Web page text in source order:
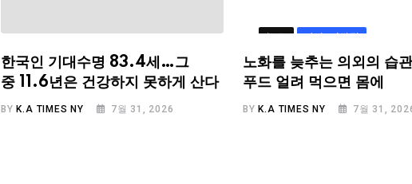
한국인 기대수명 83.4세…그
중 11.6년은 건강하지 못하게 산다
BYK.A TIMES NY 7월 31, 2026
뉴스 라이프/건강
노화를 늦추는 의외의 습
푸드 얼려 먹으면 몸에
BYK.A TIMES NY 7월 31,